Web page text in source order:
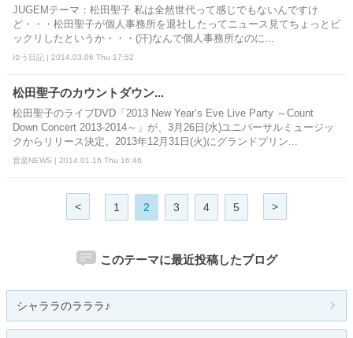
JUGEMテーマ：松田聖子 私は全然世代って感じでもないんですけ
ど・・・松田聖子が個人事務所を退社したってニュース見てちょっとビ
ックリしたというか・・・(汗)なんで個人事務所なのに...
ゆう日記 | 2014.03.06 Thu 17:52
松田聖子のカウントダウン...
松田聖子のライブDVD「2013 New Year’s Eve Live Party ～Count
Down Concert 2013-2014～」が、3月26日(水)ユニバーサルミュージッ
クからリリース決定。2013年12月31日(火)にグランドプリン...
音楽NEWS | 2014.01.16 Thu 16:46
< 1 2 3 4 5 >
このテーマに最近投稿したブログ
シャララのラララ♪